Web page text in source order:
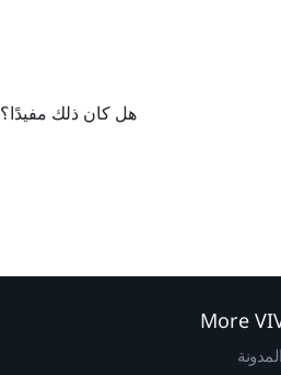
هل كان ذلك مفيدًا؟
More
المدونة